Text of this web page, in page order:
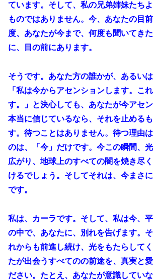
ています。そして、私の兄弟姉妹たち
ものではありません。今、あなたの目
度、あなたが今まで、何度も聞いてき
に、目の前にあります。
そうです。あなた方の誰かが、あるいは
「私は今からアセンションします。こ
す。」と決心しても、あなたが今アセン
本当に信じているなら、それを止める
す。待つことはありません。待つ理由
のは、「今」だけです。今この瞬間、
広がり、地球上のすべての闇を焼き尽
けるでしょう。そしてそれは、今まさ
です。
私は、カーラです。そして、私は今、
の中で、あなたに、別れを告げます。
れからも前進し続け、光をもたらして
たが出会うすべてのの前途を、真実と
ださい。たとえ、あなたが意識してい